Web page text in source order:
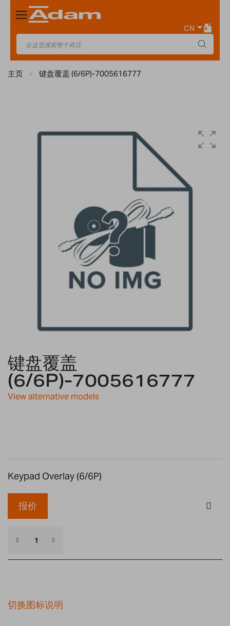
Toggle
Nav
CN
主页 键盘覆盖 (6/6P)-7005616777
to
the
beginning
of
the
键盘覆盖
(6/6P)-7005616777
View alternative models
Keypad Overlay (6/6P)
报价
切换图标说明